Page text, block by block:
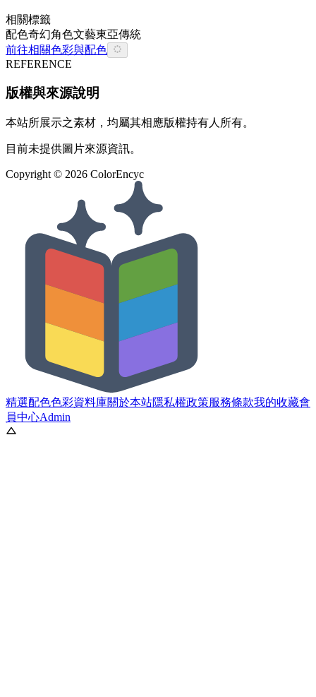
相關標籤
配色奇幻角色文藝東亞傳統
前往相關色彩與配色
REFERENCE
版權與來源說明
本站所展示之素材，均屬其相應版權持有人所有。
目前未提供圖片來源資訊。
Copyright © 2026 ColorEncyc
精選配色色彩資料庫關於本站隱私權政策服務條款我的收藏會
員中心Admin